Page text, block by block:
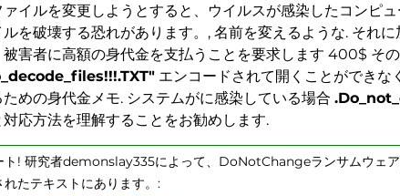
イルを変更しようとすると、ウイルスが感染したコンピ
を破壊する恐れがあります。, 名前を変えるような. それに
被害者に高額の身代金を支払うことを要求します 400$ そ
エンコードされて開くことができな
ための身代金メモ. システムがに感染している場合
応方法を理解することをお勧めします.
ト! 研究者demonslay335によって、DoNotChangeランサムウェ
れたテキストにあります。: